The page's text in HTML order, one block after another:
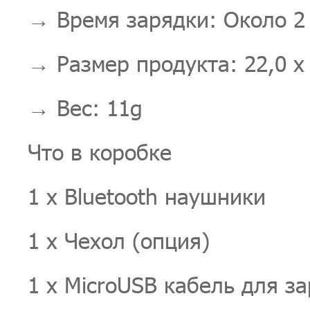
→ Время зарядки: Около 2
→ Размер продукта: 22,0
→ Вес: 11g
Что в коробке
1 x Bluetooth наушники
1 x Чехол (опция)
1 x MicroUSB кабель для